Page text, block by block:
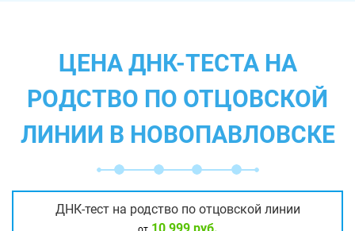
ЦЕНА ДНК-ТЕСТА НА
РОДСТВО ПО ОТЦОВСКОЙ
ЛИНИИ В НОВОПАВЛОВСКЕ
ДНК-тест на родство по отцовской линии